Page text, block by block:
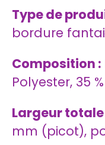
Type de
bordure
Composition :
Polyester, 35
Largeur totale
mm (picot),